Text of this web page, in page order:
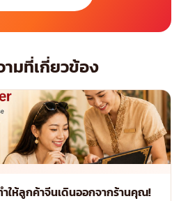
มที่เกี่ยวข้อง
ำให้ลูกค้าจีนเดินออกจากร้านคุณ!